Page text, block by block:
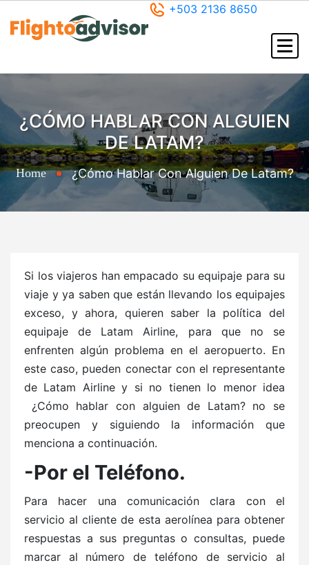
+503 2136 8650
¿CÓMO HABLAR CON ALGUIEN
DE LATAM?
Home ¿Cómo Hablar Con Alguien De Latam?
Si los viajeros han empacado su equipaje para su
viaje y ya saben que están llevando los equipajes
exceso, y ahora, quieren saber la política del
equipaje de Latam Airline, para que no se
enfrenten algún problema en el aeropuerto. En
este caso, pueden conectar con el representante
de Latam Airline y si no tienen lo menor idea
¿Cómo hablar con alguien de Latam? no se
preocupen y siguiendo la información que
menciona a continuación.
-Por el Teléfono.
Para hacer una comunicación clara con el
servicio al cliente de esta aerolínea para obtener
respuestas a sus preguntas o consultas, puede
marcar al número de teléfono de servicio al